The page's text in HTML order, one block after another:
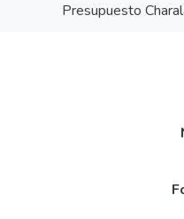
Presupuesto